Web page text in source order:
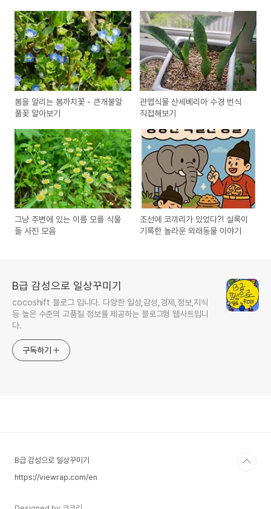
봄을 알리는 봄까치꽃 - 큰개불알
풀꽃 알아보기
관엽식물 산세베리아 수경 번식
직접해보기
그냥 주변에 있는 이름 모를 식물
들 사진 모음
조선에 코끼리가 있었다?! 실록이
기록한 놀라운 외래동물 이야기
B급 감성으로 일상꾸미기
cocoshift 블로그 입니다. 다양한 일상,감성,경제,정보,지식
등 높은 수준의 고품질 정보를 제공하는 블로그형 웹사트입니
다.
구독하기
B급 감성으로 일상꾸미기
https://viewrap.com/en